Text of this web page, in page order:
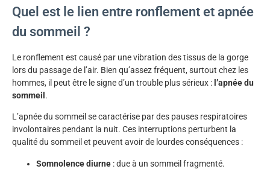
Quel est le lien entre ronflement et apnée
du sommeil ?
Le ronflement est causé par une vibration des tissus de la gorge
lors du passage de l’air. Bien qu’assez fréquent, surtout chez les
hommes, il peut être le signe d’un trouble plus sérieux : l’apnée du
sommeil .
L’apnée du sommeil se caractérise par des pauses respiratoires
involontaires pendant la nuit. Ces interruptions perturbent la
qualité du sommeil et peuvent avoir de lourdes conséquences :
Somnolence diurne : due à un sommeil fragmenté.